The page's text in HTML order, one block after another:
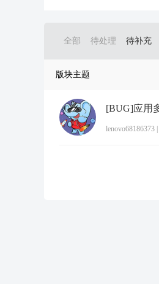
全部 待处理 待补充
版块主题
lenovo68186373